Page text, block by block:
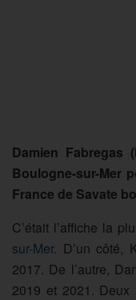
Damien Fabregas
Boulogne-sur-Mer
France de Savate
C’était l’affiche la
sur-Mer. D’un côté,
2017. De l’autre,
2019 et 2021.